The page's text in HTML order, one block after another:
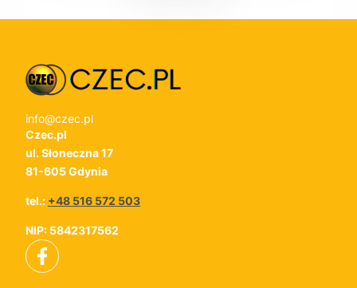
info@czec.pl
Czec.pl
ul. Słoneczna 17
81-605 Gdynia
tel.: +48 516 572 503
NIP: 5842317562